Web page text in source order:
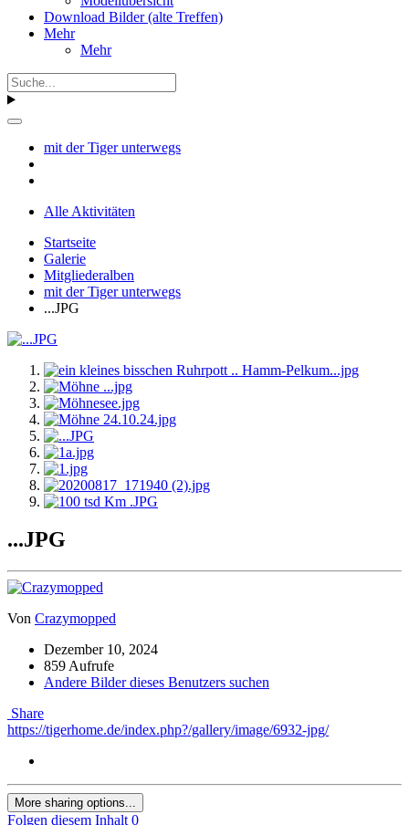
Download Bilder (alte Treffen)
Mehr
Mehr
mit der Tiger unterwegs
Alle Aktivitäten
Startseite
Galerie
Mitgliederalben
mit der Tiger unterwegs
...JPG
...JPG
Von Crazymopped
Dezember 10, 2024
859 Aufrufe
Andere Bilder dieses Benutzers suchen
Share
https://tigerhome.de/index.php?/gallery/image/6932-jpg/
More sharing options...
Folgen diesem Inhalt 0